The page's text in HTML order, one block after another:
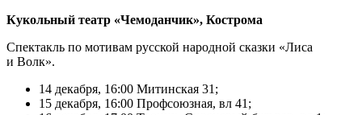
Кукольный театр «Чемоданчик», Кострома
Спектакль по мотивам русской народной сказки «Лиса
и Волк».
14 декабря, 16:00 Митинская 31;
15 декабря, 16:00 Профсоюзная, вл 41;